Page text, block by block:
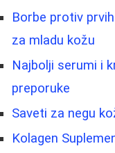
Borbe protiv
za mladu kožu
Najbolji serumi i
preporuke
Saveti za negu
Kolagen